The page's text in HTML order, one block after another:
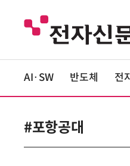
AI·SW 반도체 전
#포항공대